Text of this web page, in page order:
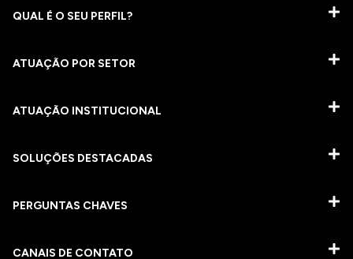
QUAL É O SEU PERFIL?
ATUAÇÃO POR SETOR
ATUAÇÃO INSTITUCIONAL
SOLUÇÕES DESTACADAS
PERGUNTAS CHAVES​
CANAIS DE CONTATO